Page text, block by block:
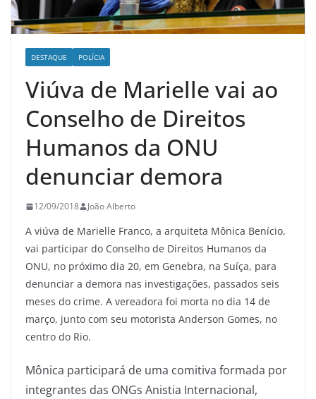
DESTAQUE POLÍCIA
Viúva de Marielle vai ao
Conselho de Direitos
Humanos da ONU
denunciar demora
12/09/2018 João Alberto
A viúva de Marielle Franco, a arquiteta Mônica Benício,
vai participar do Conselho de Direitos Humanos da
ONU, no próximo dia 20, em Genebra, na Suíça, para
denunciar a demora nas investigações, passados seis
meses do crime. A vereadora foi morta no dia 14 de
março, junto com seu motorista Anderson Gomes, no
centro do Rio.
Mônica participará de uma comitiva formada por
integrantes das ONGs Anistia Internacional,